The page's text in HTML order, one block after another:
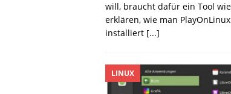
will, braucht dafür ein Tool
erklären, wie man
installiert [...]
LINUX